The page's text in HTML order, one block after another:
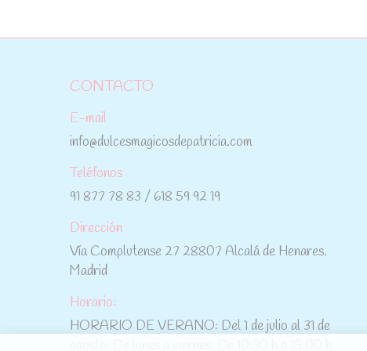
CONTACTO
E-mail
info@dulcesmagicosdepatricia.com
Teléfonos
91 877 78 83 / 618 59 92 19
Dirección
Vía Complutense 27 28807 Alcalá de Henares.
Madrid
Horario:
HORARIO DE VERANO: Del 1 de julio al 31 de